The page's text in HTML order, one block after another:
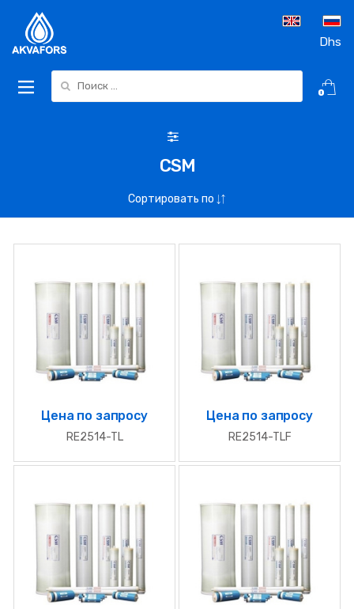
Dhs
0
CSM
Цена по запросу
RE2514-TL
Цена по запросу
RE2514-TLF